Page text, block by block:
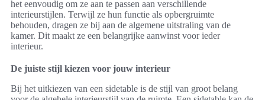
het eenvoudig om ze aan te passen aan verschillende
interieurstijlen. Terwijl ze hun functie als opbergruimte
behouden, dragen ze bij aan de algemene uitstraling van de
kamer. Dit maakt ze een belangrijke aanwinst voor ieder
interieur.
De juiste stijl kiezen voor jouw interieur
Bij het uitkiezen van een sidetable is de stijl van groot belang